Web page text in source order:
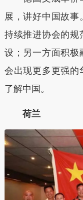
展，讲好中国故事
持续推进协会的规
设；另一方面积极
会出现更多更强的
了解中国。
荷兰